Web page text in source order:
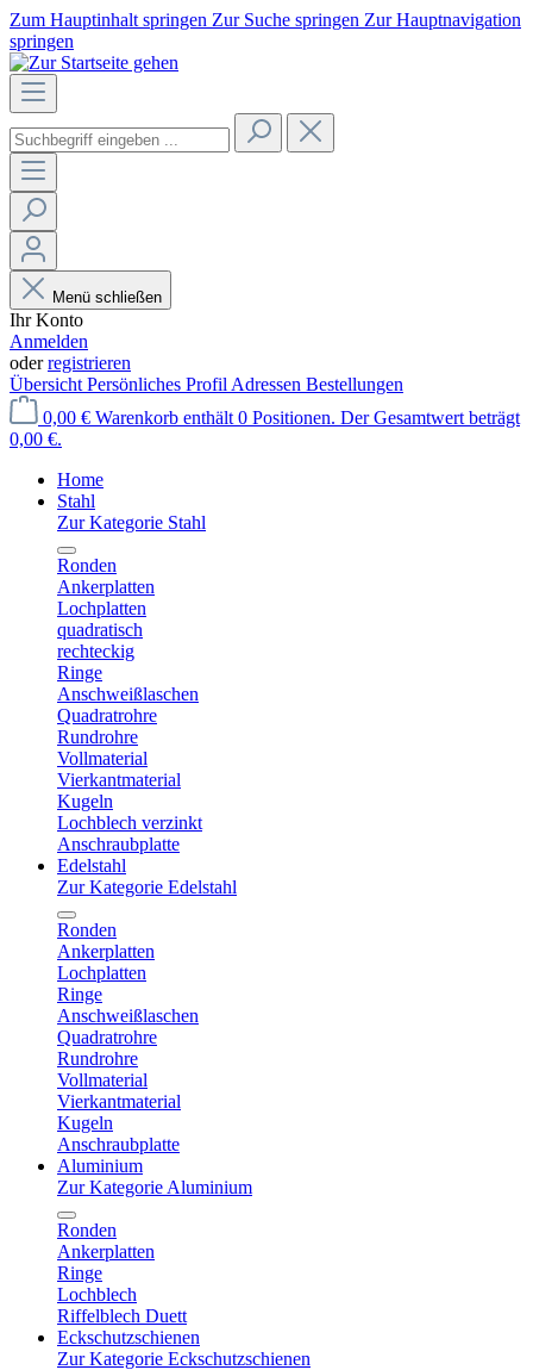
Zum Hauptinhalt springen Zur Suche springen Zur Hauptnavigation
springen
Menü schließen
Ihr Konto
Anmelden
oderregistrieren
Übersicht Persönliches Profil Adressen Bestellungen
0,00 € Warenkorb enthält 0 Positionen. Der Gesamtwert beträgt
0,00 €.
Home
Stahl
Zur Kategorie Stahl
Ronden
Ankerplatten
Lochplatten
quadratisch
rechteckig
Ringe
Anschweißlaschen
Quadratrohre
Rundrohre
Vollmaterial
Vierkantmaterial
Kugeln
Lochblech verzinkt
Anschraubplatte
Edelstahl
Zur Kategorie Edelstahl
Ronden
Ankerplatten
Lochplatten
Ringe
Anschweißlaschen
Quadratrohre
Rundrohre
Vollmaterial
Vierkantmaterial
Kugeln
Anschraubplatte
Aluminium
Zur Kategorie Aluminium
Ronden
Ankerplatten
Ringe
Lochblech
Riffelblech Duett
Eckschutzschienen
Zur Kategorie Eckschutzschienen